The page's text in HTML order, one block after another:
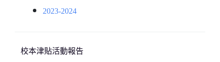
2023-2024
校本津貼活動報告